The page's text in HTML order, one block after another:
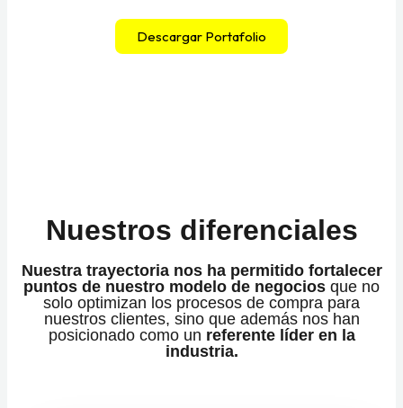
Descargar Portafolio
Nuestros diferenciales
Nuestra trayectoria nos ha permitido fortalecer
puntos de nuestro modelo de negocios que no
solo optimizan los procesos de compra para
nuestros clientes, sino que además nos han
posicionado como un referente líder en la
industria.